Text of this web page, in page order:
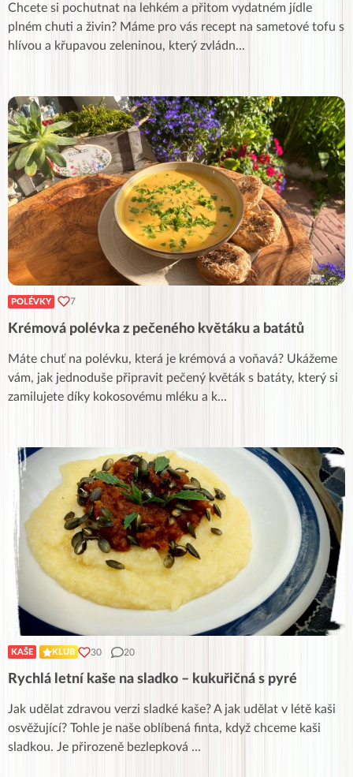
Chcete si pochutnat na lehkém a přitom vydatném jídle
plném chuti a živin? Máme pro vás recept na sametové tofu s
hlívou a křupavou zeleninou, který zvládn...
POLÉVKY 7
Krémová polévka z pečeného květáku a batátů
Máte chuť na polévku, která je krémová a voňavá? Ukážeme
vám, jak jednoduše připravit pečený květák s batáty, který si
zamilujete díky kokosovému mléku a k...
KAŠE KLUB 30 20
Rychlá letní kaše na sladko – kukuřičná s pyré
Jak udělat zdravou verzi sladké kaše? A jak udělat v létě kaši
osvěžující? Tohle je naše oblíbená finta, když chceme kaši
sladkou. Je přirozeně bezlepková ...